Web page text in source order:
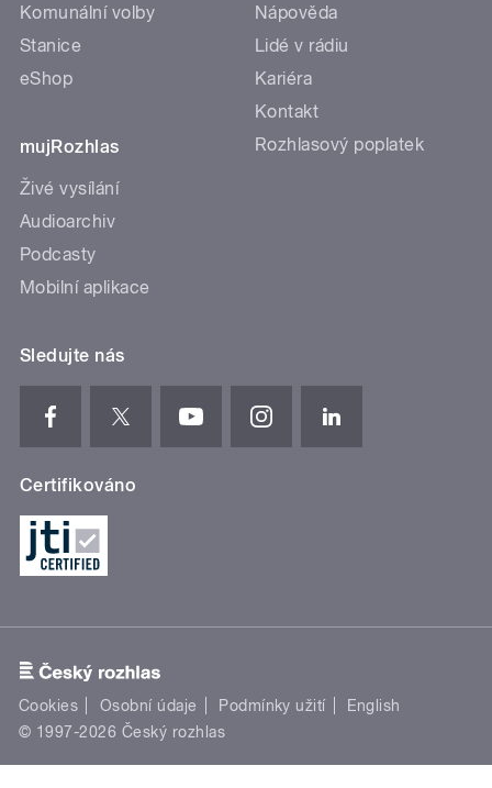
Komunální volby
Stanice
eShop
mujRozhlas
Živé vysílání
Audioarchiv
Podcasty
Mobilní aplikace
Nápověda
Lidé v rádiu
Kariéra
Kontakt
Rozhlasový poplatek
Sledujte nás
Certifikováno
Cookies Osobní údaje Podmínky užití
English
© 1997-2026 Český rozhlas